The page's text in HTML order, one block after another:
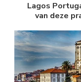
Lagos
van deze